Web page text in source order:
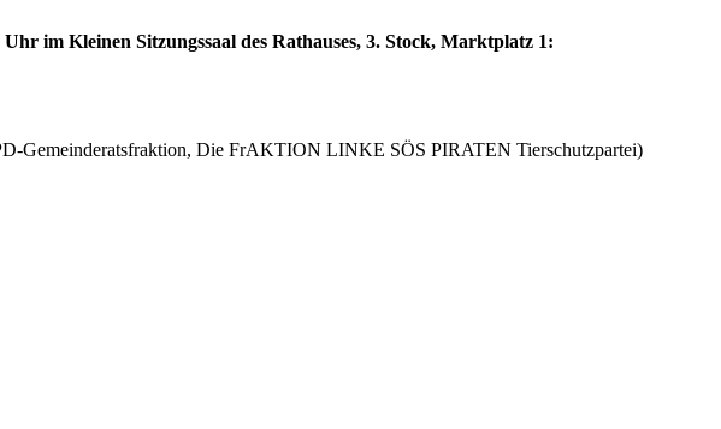
im Kleinen Sitzungssaal des Rathauses, 3. Stock, Marktplatz 1:
Gemeinderatsfraktion, Die FrAKTION LINKE SÖS PIRATEN Tierschutzpartei)